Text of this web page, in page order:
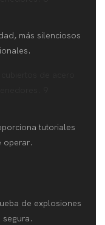
más silenciosos
tutoriales
operar.
de explosiones
segura.